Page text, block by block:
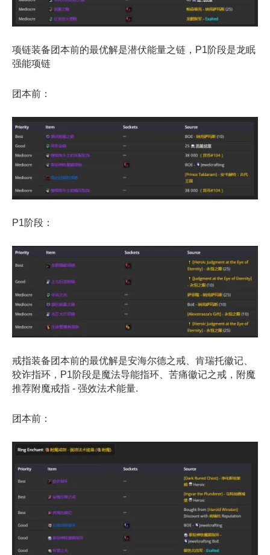
项链装备团本前的最优解是潜伏能量之链，P1阶段是龙眠
强能项链
团本前：
P1阶段：
戒指装备团本前的最优解是安海尔德之戒、肯瑞托徽记、
狡诈指环，P1阶段是魔法导能指环、苦痛徽记之戒，附魔
推荐附魔戒指 - 强效法术能量.
团本前：